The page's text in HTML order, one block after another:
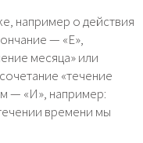
например о действия
— «Е»,
месяца» или
«течение
— «И», например:
времени мы